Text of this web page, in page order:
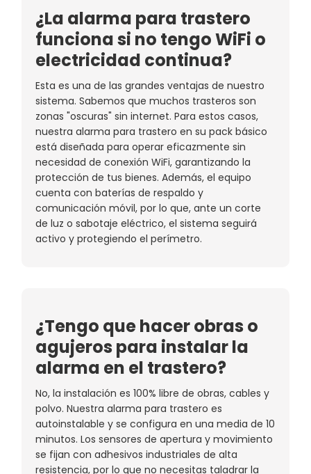
¿La alarma para trastero
funciona si no tengo WiFi o
electricidad continua?
Esta es una de las grandes ventajas de nuestro
sistema. Sabemos que muchos trasteros son
zonas "oscuras" sin internet. Para estos casos,
nuestra alarma para trastero en su pack básico
está diseñada para operar eficazmente sin
necesidad de conexión WiFi, garantizando la
protección de tus bienes. Además, el equipo
cuenta con baterías de respaldo y
comunicación móvil, por lo que, ante un corte
de luz o sabotaje eléctrico, el sistema seguirá
activo y protegiendo el perímetro.
¿Tengo que hacer obras o
agujeros para instalar la
alarma en el trastero?
No, la instalación es 100% libre de obras, cables y
polvo. Nuestra alarma para trastero es
autoinstalable y se configura en una media de 10
minutos. Los sensores de apertura y movimiento
se fijan con adhesivos industriales de alta
resistencia, por lo que no necesitas taladrar la